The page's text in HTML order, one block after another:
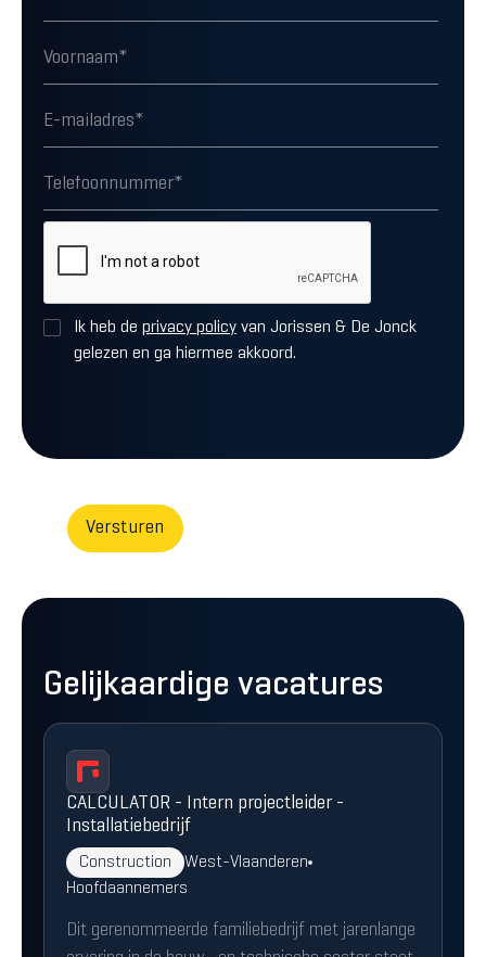
Ik heb de privacy policy van Jorissen & De Jonck
gelezen en ga hiermee akkoord.
Gelijkaardige vacatures
CALCULATOR - Intern projectleider -
Installatiebedrijf
Construction
West-Vlaanderen
Hoofdaannemers
Dit gerenommeerde familiebedrijf met jarenlange